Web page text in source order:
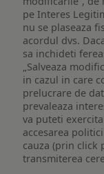
pe Interes
nu se plaseaza
acordul dvs.
sa inchideti
„Salveaza
in cazul in care
prelucrare de
prevaleaza
va puteti
accesarea
cauza (prin click
transmiterea